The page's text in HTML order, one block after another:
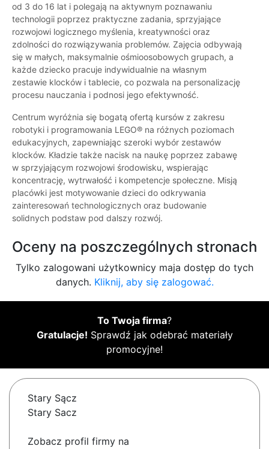
od 3 do 16 lat i polegają na aktywnym poznawaniu
technologii poprzez praktyczne zadania, sprzyjające
rozwojowi logicznego myślenia, kreatywności oraz
zdolności do rozwiązywania problemów. Zajęcia odbywają
się w małych, maksymalnie ośmioosobowych grupach, a
każde dziecko pracuje indywidualnie na własnym
zestawie klocków i tablecie, co pozwala na personalizację
procesu nauczania i podnosi jego efektywność.
Centrum wyróżnia się bogatą ofertą kursów z zakresu
robotyki i programowania LEGO® na różnych poziomach
edukacyjnych, zapewniając szeroki wybór zestawów
klocków. Kładzie także nacisk na naukę poprzez zabawę
w sprzyjającym rozwojowi środowisku, wspierając
koncentrację, wytrwałość i kompetencje społeczne. Misją
placówki jest motywowanie dzieci do odkrywania
zainteresowań technologicznych oraz budowanie
solidnych podstaw pod dalszy rozwój.
Oceny na poszczególnych stronach
Tylko zalogowani użytkownicy maja dostęp do tych
danych. Kliknij, aby się zalogować.
To Twoja firma?
Gratulacje! Sprawdź jak odebrać materiały
promocyjne!
Stary Sącz
Stary Sacz
Zobacz profil firmy na